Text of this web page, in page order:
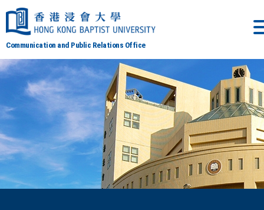
Communication and Public Relations Office